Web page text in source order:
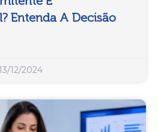
Entenda A Decisão
12/2024